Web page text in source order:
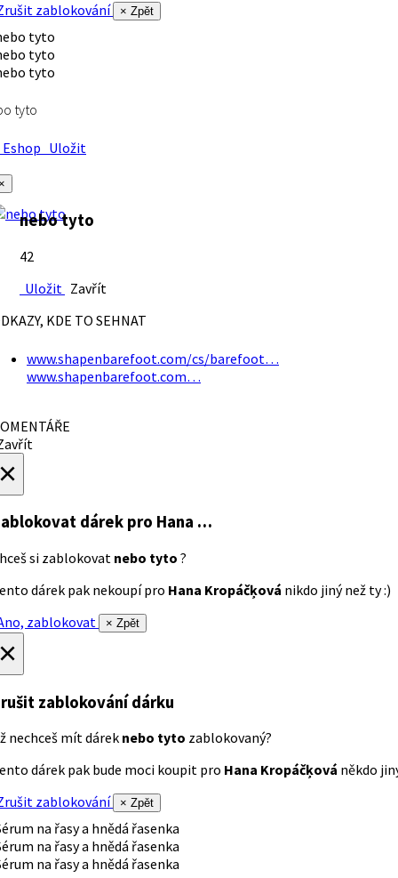
zablokování
× Zpět
tyto
Uložit
nebo tyto
42
Uložit Zavřít
KDE TO SEHNAT
www.shapenbarefoot.com/cs/barefoot…
www.shapenbarefoot.com…
dárek pro Hana …
si zablokovat nebo tyto ?
dárek pak nekoupí pro Hana Kropáčķová nikdo jiný než ty :)
zablokovat
× Zpět
zablokování dárku
nechceš mít dárek nebo tyto zablokovaný?
dárek pak bude moci koupit pro Hana Kropáčķová někdo
zablokování
× Zpět